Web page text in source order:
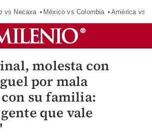
vs Necaxa México vs Colombia América vs
molesta con
por mala
su familia:
que vale